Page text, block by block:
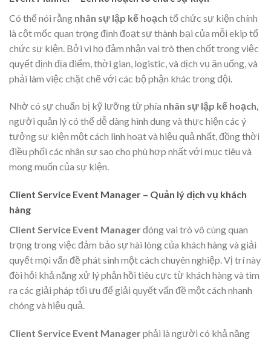
Có thể nói rằng nhân sự lập kế hoạch tổ chức sự kiện chính
là cột mốc quan trọng định đoạt sự thành bại của mỗi ekip tổ
chức sự kiện. Bởi vì họ đảm nhận vai trò then chốt trong việc
quyết định địa điểm, thời gian, logistic, và dịch vụ ăn uống, và
phải làm việc chặt chẽ với các bộ phận khác trong đội.
Nhờ có sự chuẩn bị kỹ lưỡng từ phía nhân sự lập kế hoạch,
người quản lý có thể dễ dàng hình dung và thực hiện các ý
tưởng sự kiện một cách linh hoạt và hiệu quả nhất, đồng thời
điều phối các nhân sự sao cho phù hợp nhất với mục tiêu và
mong muốn của sự kiện.
Client Service Event Manager – Quản lý dịch vụ khách
hàng
Client Service Event Managerđóng vai trò vô cùng quan
trọng trong việc đảm bảo sự hài lòng của khách hàng và giải
quyết mọi vấn đề phát sinh một cách chuyên nghiệp. Vị trí này
đòi hỏi khả năng xử lý phản hồi tiêu cực từ khách hàng và tìm
ra các giải pháp tối ưu để giải quyết vấn đề một cách nhanh
chóng và hiệu quả.
Client Service Event Managerphải là người có khả năng